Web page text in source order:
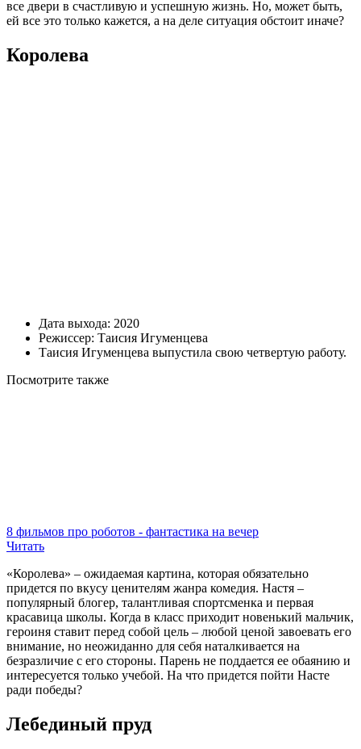
все двери в счастливую и успешную жизнь. Но, может быть,
ей все это только кажется, а на деле ситуация обстоит иначе?
Королева
Дата выхода: 2020
Режиссер: Таисия Игуменцева
Таисия Игуменцева выпустила свою четвертую работу.
Посмотрите также
8 фильмов про роботов - фантастика на вечер
Читать
«Королева» – ожидаемая картина, которая обязательно
придется по вкусу ценителям жанра комедия. Настя –
популярный блогер, талантливая спортсменка и первая
красавица школы. Когда в класс приходит новенький мальчик,
героиня ставит перед собой цель – любой ценой завоевать его
внимание, но неожиданно для себя наталкивается на
безразличие с его стороны. Парень не поддается ее обаянию и
интересуется только учебой. На что придется пойти Насте
ради победы?
Лебединый пруд